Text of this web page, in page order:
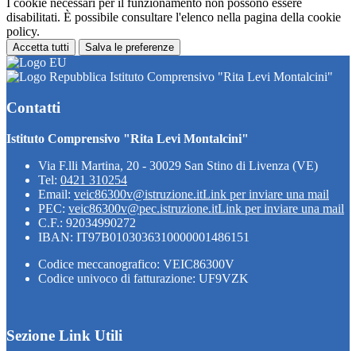
I cookie necessari per il funzionamento non possono essere
disabilitati. È possibile consultare l'elenco nella pagina della cookie
policy.
Accetta tutti Salva le preferenze
Istituto Comprensivo "Rita Levi Montalcini"
Contatti
Istituto Comprensivo "Rita Levi Montalcini"
Via F.lli Martina, 20 - 30029 San Stino di Livenza (VE)
Tel: 0421 310254
Email: veic86300v@istruzione.itLink per inviare una mail
PEC: veic86300v@pec.istruzione.itLink per inviare una mail
C.F.: 92034990272
IBAN: IT97B0103036310000001486151
Codice meccanografico: VEIC86300V
Codice univoco di fatturazione: UF9VZK
Sezione Link Utili